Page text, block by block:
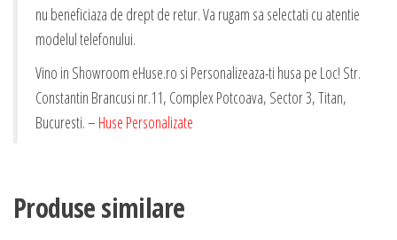
nu beneficiaza de drept de retur. Va rugam sa selectati cu atentie
modelul telefonului.
Vino in Showroom eHuse.ro si Personalizeaza-ti husa pe Loc! Str.
Constantin Brancusi nr.11, Complex Potcoava, Sector 3, Titan,
Bucuresti. – Huse Personalizate
Produse similare